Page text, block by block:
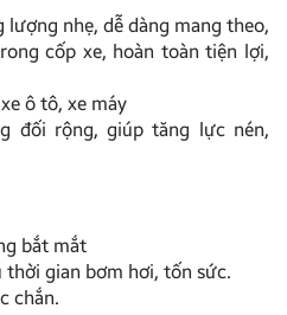
nhẹ, dễ dàng mang theo,
cốp xe, hoàn toàn tiện lợi,
ô tô, xe máy
đối rộng, giúp tăng lực nén,
bắt mắt
thời gian bơm hơi, tốn sức.
chắn.